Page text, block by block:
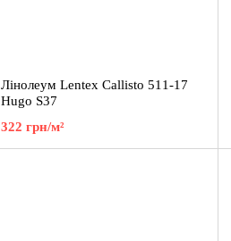
Лінолеум Lentex Callisto 511-17
Hugo S37
322 грн/м²